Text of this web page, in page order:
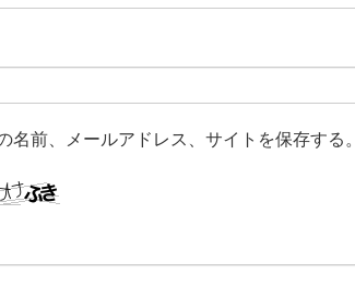
前、メールアドレス、サイトを保存する。